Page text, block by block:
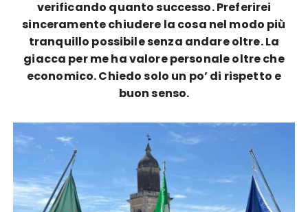
verificando quanto successo. Preferirei
sinceramente chiudere la cosa nel modo più
tranquillo possibile senza andare oltre. La
giacca per me ha valore personale oltre che
economico. Chiedo solo un po’ di rispetto e
buon senso.